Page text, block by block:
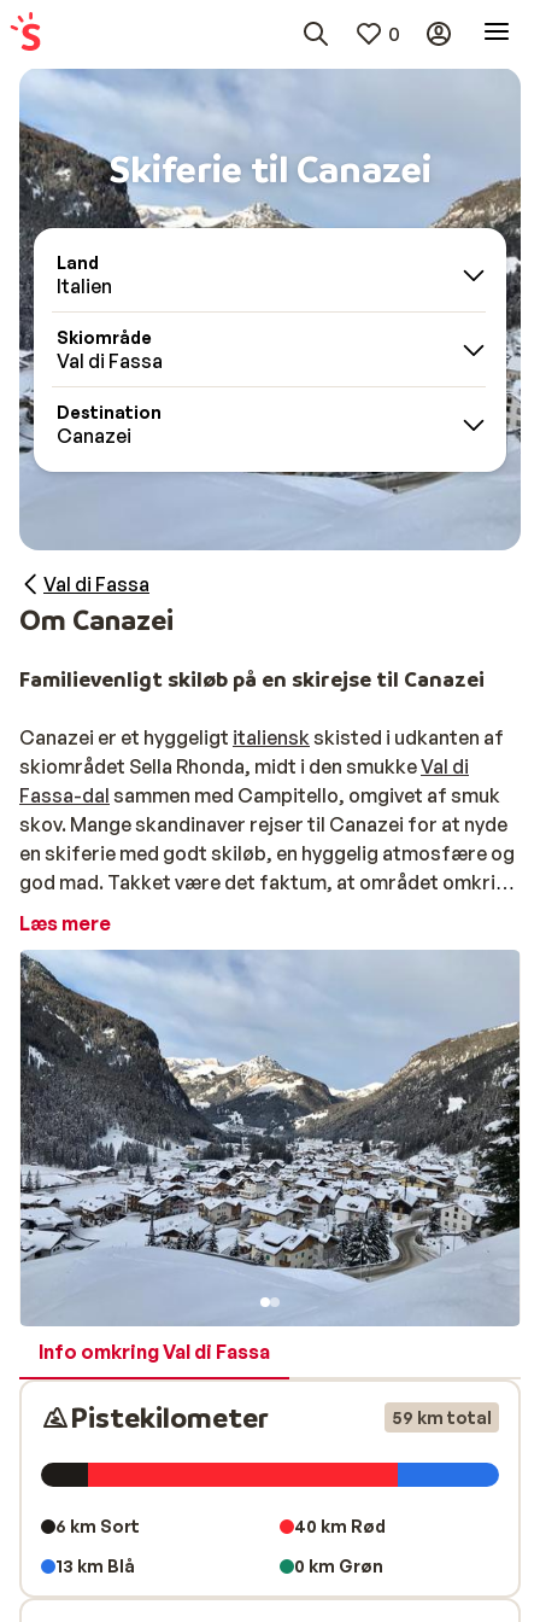
0
Skiferie til Canazei
Land
Italien
Skiområde
Val di Fassa
Destination
Canazei
Val di Fassa
Om Canazei
Familievenligt skiløb på en skirejse til Canazei
Canazei er et hyggeligt italienskskisted i udkanten af
skiområdet Sella Rhonda, midt i den smukkeVal di
Fassa-dal sammen med Campitello, omgivet af smuk
skov. Mange skandinaver rejser til Canazei for at nyde
en skiferie med godt skiløb, en hyggelig atmosfære og
god mad. Takket være det faktum, at området omkring
Canazei har et stort antal grønne og blå pister, er det
drager mange familier på skiferie til Canazei i
7elleruge 8
Canazei er et hyggeligt skisted med gæstfrie
mennesker, en dejlig alpeatmosfære og en god
blanding af moderne og traditionellehoteller.
Skiområdet lige ved Canazei hedder Sella Ronda, og
det skyldes, at bjergmassivet hedder Sella, og at Sella
Ronda-skisystemet er bygget op omkring skistedet.
Moderne skiløb i traditionelle omgivelser på din
skiferie til Canazei
Alta Badia, Val di Fassa ogArabba/Marmolada
byder skiområdet på 491 km pister, som kan nås uden
skibus. Canazei ligger højt oppe i bjergene, hvilket
betyder, at skiområdet er snesikkert hele sæsonen. Fra
Canazei kan man nemt nå Marmolada-gletsjeren, hvor
man kan stå på ski i over 3.000 meters højde.
bjerglandsby til et internationalt anerkendt skisted, er
landsbyen velbevaret og har bevaret den samme
Læs mere
Info omkring Val di Fassa
Pistekilometer 59 km total
6 km Sort
40 km Rød
13 km Blå
0 km Grøn